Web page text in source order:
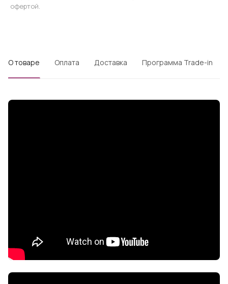
офертой.
О товаре Оплата Доставка Программа Trade-in